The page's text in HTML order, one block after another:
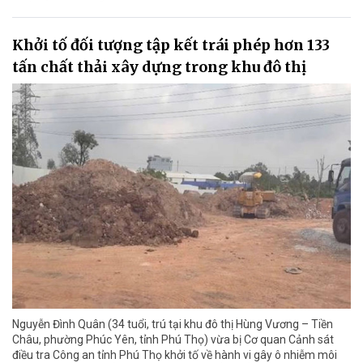
Khởi tố đối tượng tập kết trái phép hơn 133
tấn chất thải xây dựng trong khu đô thị
Nguyễn Đình Quân (34 tuổi, trú tại khu đô thị Hùng Vương – Tiền
Châu, phường Phúc Yên, tỉnh Phú Thọ) vừa bị Cơ quan Cảnh sát
điều tra Công an tỉnh Phú Thọ khởi tố về hành vi gây ô nhiễm môi